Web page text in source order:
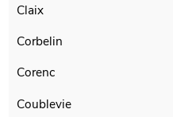
Claix
Corbelin
Corenc
Coublevie